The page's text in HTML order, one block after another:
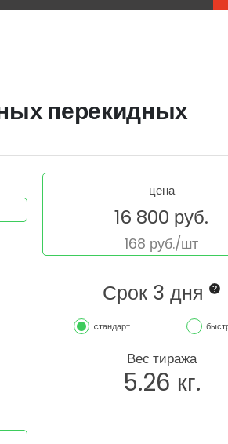
перекидных
цена
16 800 руб.
168 руб./шт
Срок 3 дня
cтандарт
Вес тиража
5.26 кг.